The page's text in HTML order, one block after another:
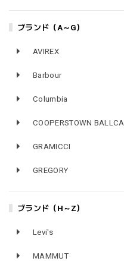
ブランド（A～G）
AVIREX
Barbour
Columbia
COOPERSTOWN
GRAMICCI
GREGORY
ブランド（H～Z）
Levi's
MAMMUT